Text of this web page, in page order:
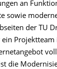
an
sowie
der TU
ein
die